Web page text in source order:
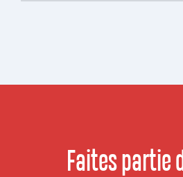
Faites partie